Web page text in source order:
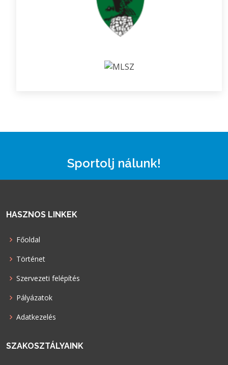
Sportolj nálunk!
HASZNOS LINKEK
Főoldal
Történet
Szervezeti felépítés
Pályázatok
Adatkezelés
SZAKOSZTÁLYAINK